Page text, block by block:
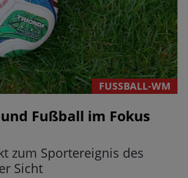
FUSSBALL-WM
Fußball im Fokus
zum Sportereignis des
Sicht